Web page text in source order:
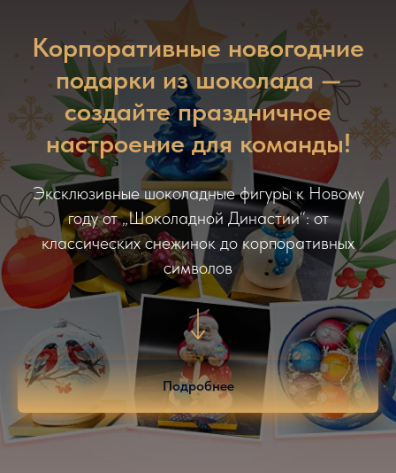
Корпоративные новогодние
подарки из шоколада —
создайте праздничное
настроение для команды!
Эксклюзивные шоколадные фигуры к Новому
году от „Шоколадной Династии“: от
классических снежинок до корпоративных
символов
Подробнее